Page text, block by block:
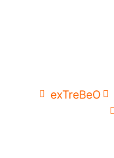
exTreBeO